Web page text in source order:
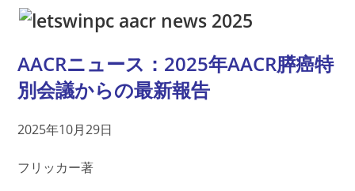
AACRニュース：2025年AACR膵癌特
別会議からの最新報告
2025年10月29日
フリッカー著